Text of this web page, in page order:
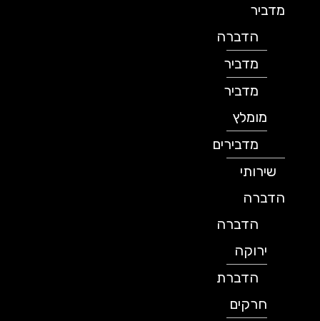
מדביר
הדברה
מדביר
מדביר
מומלץ
מדבירים
שירותי
הדברה
הדברה
ירוקה
הדברת
חרקים